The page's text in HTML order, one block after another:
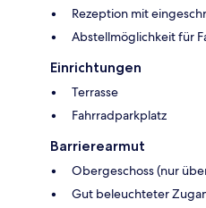
Rezeption mit
Abstellmöglichkeit für
Einrichtungen
Terrasse
Fahrradparkplatz
Barrierearmut
Obergeschoss (nur
Gut beleuchteter